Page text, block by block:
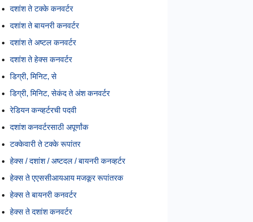
दशांश ते टक्के कनवर्टर
दशांश ते बायनरी कनवर्टर
दशांश ते अष्टल कनवर्टर
दशांश ते हेक्स कनवर्टर
डिग्री, मिनिट, से
डिग्री, मिनिट, सेकंद ते अंश कनवर्टर
रेडियन कन्व्हर्टरची पदवी
दशांश कनवर्टरसाठी अपूर्णांक
टक्केवारी ते टक्के रूपांतर
हेक्स / दशांश / अष्टदल / बायनरी कनव्हर्टर
हेक्स ते एएससीआयआय मजकूर रूपांतरक
हेक्स ते बायनरी कनवर्टर
हेक्स ते दशांश कनवर्टर